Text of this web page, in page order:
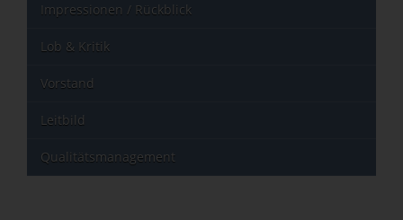
Impressionen / Rückblick
Lob & Kritik
Vorstand
Leitbild
Qualitätsmanagement